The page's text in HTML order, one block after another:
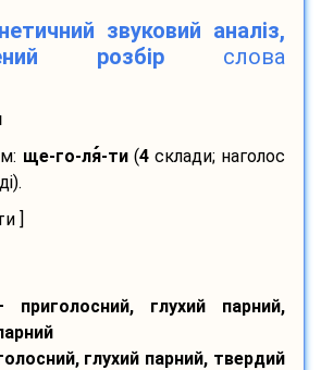
звуковий аналіз,
розбір слова
ще-го-ля-ти(4склади; наголос
]
глухий парний,
глухий парний, твердий